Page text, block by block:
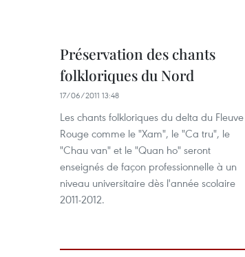
Préservation des chants
folkloriques du Nord
17/06/2011 13:48
Les chants folkloriques du delta du Fleuve
Rouge comme le "Xam", le "Ca tru", le
"Chau van" et le "Quan ho" seront
enseignés de façon professionnelle à un
niveau universitaire dès l'année scolaire
2011-2012.